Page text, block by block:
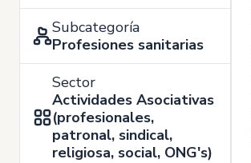
Subcategoría
Profesiones sanitarias
Sector
Actividades Asociativas
(profesionales,
patronal, sindical,
religiosa, social, ONG's)